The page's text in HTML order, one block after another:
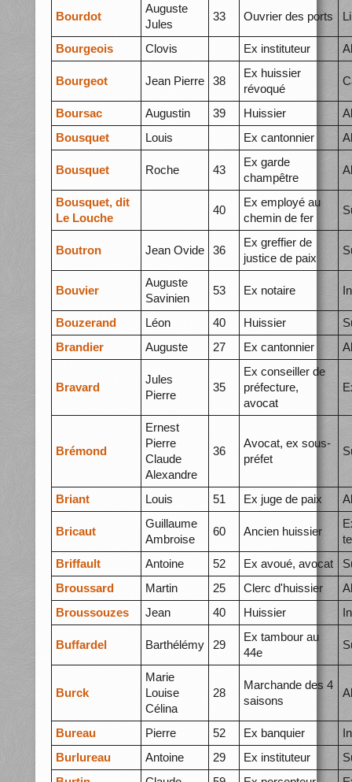
Bourdot
Auguste
Jules
33 Ouvrier des ports
Bourgeois Clovis Ex instituteur
Bourgeot Jean Pierre 38
Ex huissier
révoqué
Boursac Augustin 39 Huissier
Bousquet
Louis Ex cantonnier
Bousquet Roche 43
Ex garde
champêtre
Bousquet, dit
Le Louche
40
Ex employé au
chemin de fer
Boutron Jean Ovide 36
Ex greffier de
justice de paix
Bouvier
Auguste
Savinien
53 Ex notaire
Bouzerand Léon 40 Huissier
Brandier
Auguste 27 Ex cantonnier
Bravard
Jules
Pierre
35
Ex conseiller de
préfecture,
avocat
Brémond
Ernest
Pierre
Claude
Alexandre
36
Avocat, ex sous-
préfet
Briant Louis 51 Ex juge de paix
Bricaut
Guillaume
Ambroise
60 Ancien huissier
Briffault
Antoine 52 Ex avoué, avocat
Broussard
Martin 25 Clerc d'huissier
Broussouzes
Jean 40 Huissier
Buffardel Barthélémy 29
Ex tambour au
44e
Burck
Marie
Louise
Célina
28
Marchande des 4
saisons
Bureau Pierre 52 Ex banquier
Burlureau
Antoine 29 Ex instituteur